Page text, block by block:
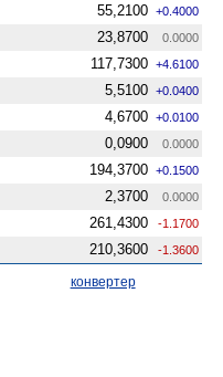
55,2100 +0.4000
23,8700 0.0000
117,7300 +4.6100
5,5100 +0.0400
4,6700 +0.0100
0,0900 0.0000
194,3700 +0.1500
2,3700 0.0000
261,4300 -1.1700
210,3600 -1.3600
конвертер